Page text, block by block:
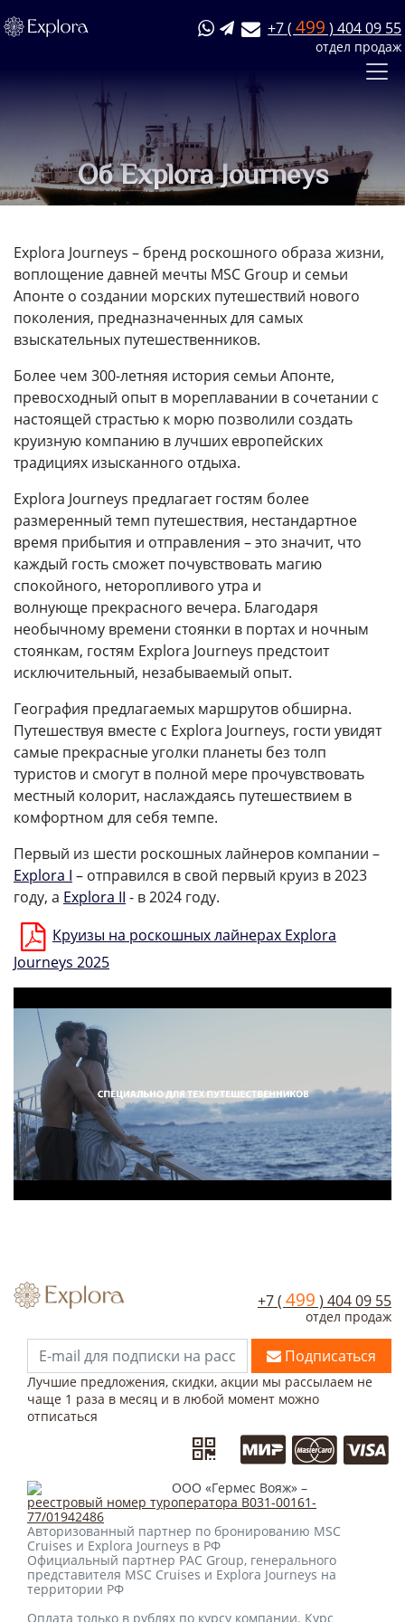
+7 ( 499 ) 404 09 55
отдел продаж
Об Explora Journeys
Explora Journeys – бренд роскошного образа жизни,
воплощение давней мечты MSC Group и семьи
Апонте о создании морских путешествий нового
поколения, предназначенных для самых
взыскательных путешественников.
Более чем 300-летняя история семьи Апонте,
превосходный опыт в мореплавании в сочетании с
настоящей страстью к морю позволили создать
круизную компанию в лучших европейских
традициях изысканного отдыха.
Explora Journeys предлагает гостям более
размеренный темп путешествия, нестандартное
время прибытия и отправления – это значит, что
каждый гость сможет почувствовать магию
спокойного, неторопливого утра и
волнующе прекрасного вечера. Благодаря
необычному времени стоянки в портах и ночным
стоянкам, гостям Explora Journeys предстоит
исключительный, незабываемый опыт.
География предлагаемых маршрутов обширна.
Путешествуя вместе с Explora Journeys, гости увидят
самые прекрасные уголки планеты без толп
туристов и смогут в полной мере прочувствовать
местный колорит, наслаждаясь путешествием в
комфортном для себя темпе.
Первый из шести роскошных лайнеров компании –
Explora I – отправился в свой первый круиз в 2023
году, а Explora II - в 2024 году.
Круизы на роскошных лайнерах Explora
Journeys 2025
+7 ( 499 ) 404 09 55
отдел продаж
Подписаться
Лучшие предложения, скидки, акции мы рассылаем не
чаще 1 раза в месяц и в любой момент можно
отписаться
ООО «Гермес Вояж» –
реестровый номер туроператора В031-00161-
77/01942486
Авторизованный партнер по бронированию MSC
Cruises и Explora Journeys в РФ
Официальный партнер PAC Group, генерального
представителя MSC Cruises и Explora Journeys на
территории РФ
Оплата только в рублях по курсу компании. Курс